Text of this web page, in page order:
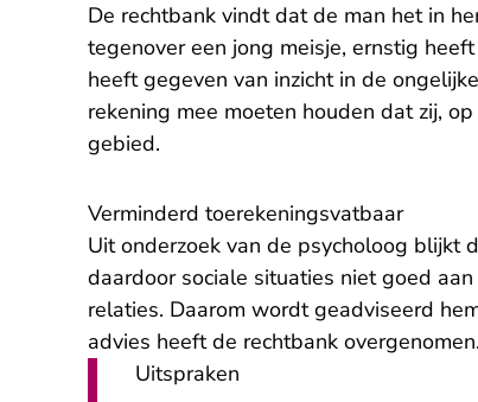
De rechtbank vindt dat de man het in
tegenover een jong meisje, ernstig
heeft gegeven van inzicht in de
rekening mee moeten houden dat zij,
gebied.
​Verminderd toerekeningsvatbaar
Uit onderzoek van de psycholoog blijkt
daardoor sociale situaties niet goed
relaties. Daarom wordt geadviseerd
advies heeft de rechtbank overgenomen.
Uitspraken